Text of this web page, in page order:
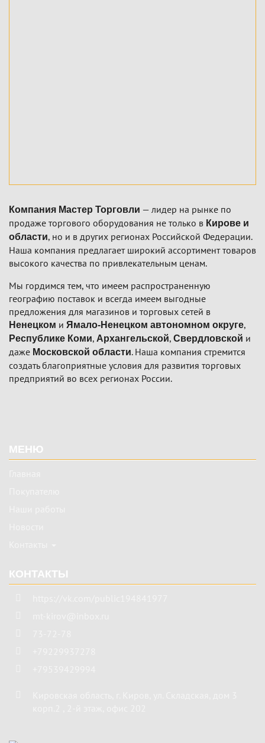
Компания Мастер Торговли — лидер на рынке по
продаже торгового оборудования не только в Кирове и
области, но и в других регионах Российской Федерации.
Наша компания предлагает широкий ассортимент товаров
высокого качества по привлекательным ценам.
Мы гордимся тем, что имеем распространенную
географию поставок и всегда имеем выгодные
предложения для магазинов и торговых сетей в
Ненецком и Ямало-Ненецком автономном округе,
Республике Коми, Архангельской, Свердловской и
даже Московской области. Наша компания стремится
создать благоприятные условия для развития торговых
предприятий во всех регионах России.
МЕНЮ
КОНТАКТЫ